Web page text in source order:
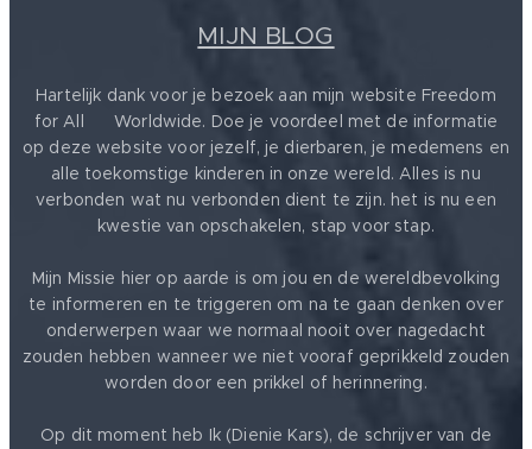
MIJN BLOG
Hartelijk dank voor je bezoek aan mijn website Freedom
for All ❤️ Worldwide. Doe je voordeel met de informatie
op deze website voor jezelf, je dierbaren, je medemens en
alle toekomstige kinderen in onze wereld. Alles is nu
verbonden wat nu verbonden dient te zijn. het is nu een
kwestie van opschakelen, stap voor stap.
Mijn Missie hier op aarde is om jou en de wereldbevolking
te informeren en te triggeren om na te gaan denken over
onderwerpen waar we normaal nooit over nagedacht
zouden hebben wanneer we niet vooraf geprikkeld zouden
worden door een prikkel of herinnering.
Op dit moment heb Ik (Dienie Kars), de schrijver van de